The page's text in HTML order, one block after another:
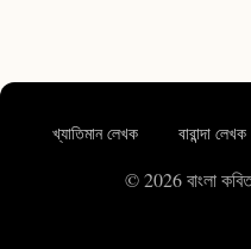
খ্যাতিমান লেখক বারান্দা লেখক
© 2026 বাংলা